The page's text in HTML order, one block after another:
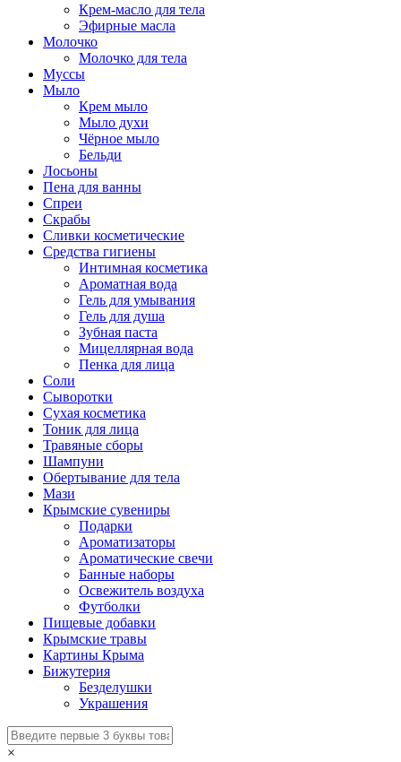
Крем-масло для тела
Эфирные масла
Молочко
Молочко для тела
Муссы
Мыло
Крем мыло
Мыло духи
Чёрное мыло
Бельди
Лосьоны
Пена для ванны
Спреи
Скрабы
Сливки косметические
Средства гигиены
Интимная косметика
Ароматная вода
Гель для умывания
Гель для душа
Зубная паста
Мицеллярная вода
Пенка для лица
Соли
Сыворотки
Сухая косметика
Тоник для лица
Травяные сборы
Шампуни
Обертывание для тела
Мази
Крымские сувениры
Подарки
Ароматизаторы
Ароматические свечи
Банные наборы
Освежитель воздуха
Футболки
Пищевые добавки
Крымские травы
Картины Крыма
Бижутерия
Безделушки
Украшения
×